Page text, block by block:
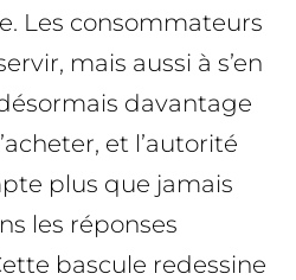
Les consommateurs
mais aussi à s’en
davantage
et l’autorité
plus que jamais
les réponses
bascule redessine